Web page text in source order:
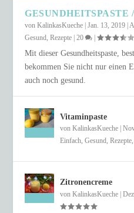
vonKalinkasKueche |Jan. 13, 2019 |
Gesund,Rezepte |20 |
Mit dieser Gesundheitspaste,
bekommen Sie nicht nur einen
auch noch gesund.
Vitaminpaste
vonKalinkasKueche |
Einfach,Gesund,Rezepte
Zitronencreme
vonKalinkasKueche |